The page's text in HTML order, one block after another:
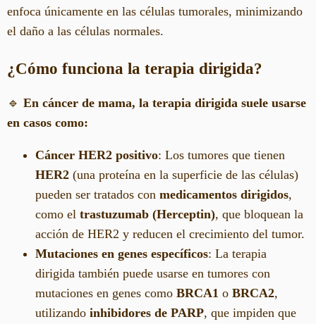
enfoca únicamente en las células tumorales, minimizando
el daño a las células normales.
¿Cómo funciona la terapia dirigida?
🔹 En cáncer de mama, la terapia dirigida suele usarse
en casos como:
Cáncer HER2 positivo: Los tumores que tienen
HER2 (una proteína en la superficie de las células)
pueden ser tratados con medicamentos dirigidos,
como el trastuzumab (Herceptin), que bloquean la
acción de HER2 y reducen el crecimiento del tumor.
Mutaciones en genes específicos: La terapia
dirigida también puede usarse en tumores con
mutaciones en genes como BRCA1 o BRCA2,
utilizando inhibidores de PARP, que impiden que